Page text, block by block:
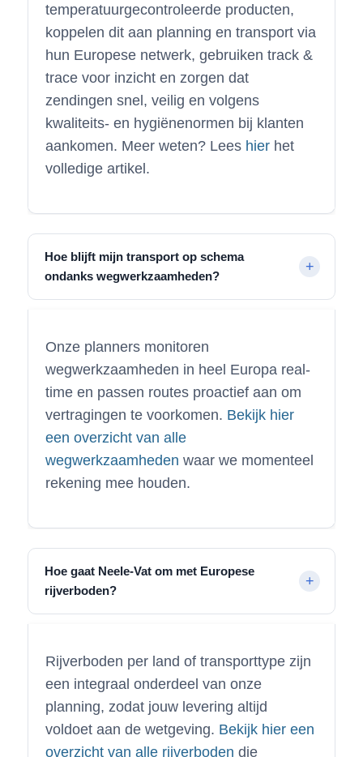
temperatuurgecontroleerde producten,
koppelen dit aan planning en transport via
hun Europese netwerk, gebruiken track &
trace voor inzicht en zorgen dat
zendingen snel, veilig en volgens
kwaliteits- en hygiënenormen bij klanten
aankomen. Meer weten? Lees hier het
volledige artikel.
Hoe blijft mijn transport op schema
ondanks wegwerkzaamheden?
Onze planners monitoren
wegwerkzaamheden in heel Europa real-
time en passen routes proactief aan om
vertragingen te voorkomen. Bekijk hier
een overzicht van alle
wegwerkzaamheden waar we momenteel
rekening mee houden.
Hoe gaat Neele-Vat om met Europese
rijverboden?
Rijverboden per land of transporttype zijn
een integraal onderdeel van onze
planning, zodat jouw levering altijd
voldoet aan de wetgeving. Bekijk hier een
overzicht van alle rijverboden die